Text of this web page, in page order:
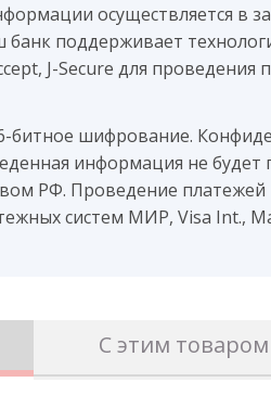
осуществляется в
банк поддерживает
J-Secure для
битное шифрование.
информация не
РФ. Проведение
систем МИР, Visa Int.,
С этим